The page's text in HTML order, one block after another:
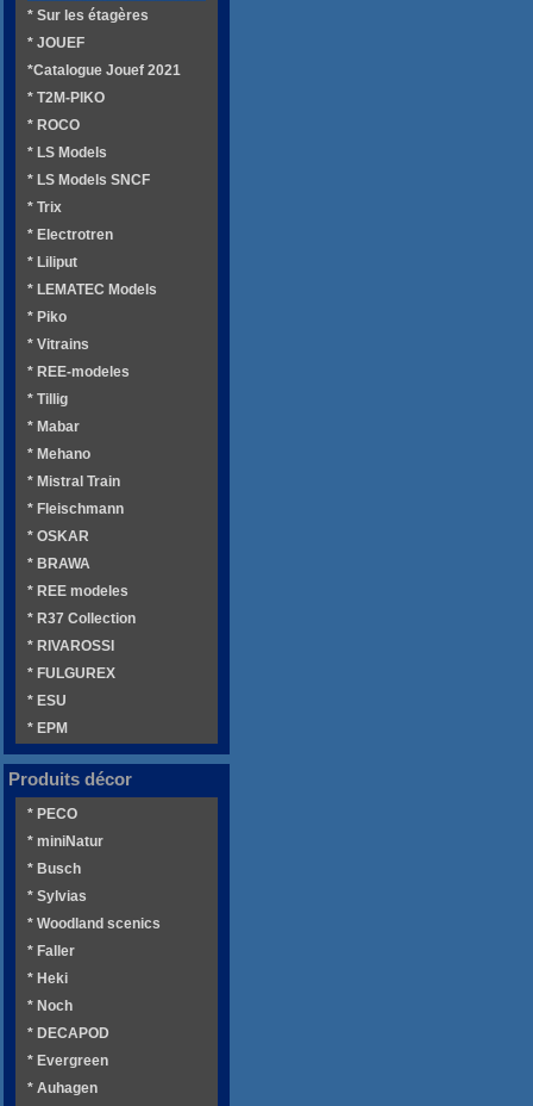
* Sur les étagères
* JOUEF
*Catalogue Jouef 2021
* T2M-PIKO
* ROCO
* LS Models
* LS Models SNCF
* Trix
* Electrotren
* Liliput
* LEMATEC Models
* Piko
* Vitrains
* REE-modeles
* Tillig
* Mabar
* Mehano
* Mistral Train
* Fleischmann
* OSKAR
* BRAWA
* REE modeles
* R37 Collection
* RIVAROSSI
* FULGUREX
* ESU
* EPM
Produits décor
* PECO
* miniNatur
* Busch
* Sylvias
* Woodland scenics
* Faller
* Heki
* Noch
* DECAPOD
* Evergreen
* Auhagen